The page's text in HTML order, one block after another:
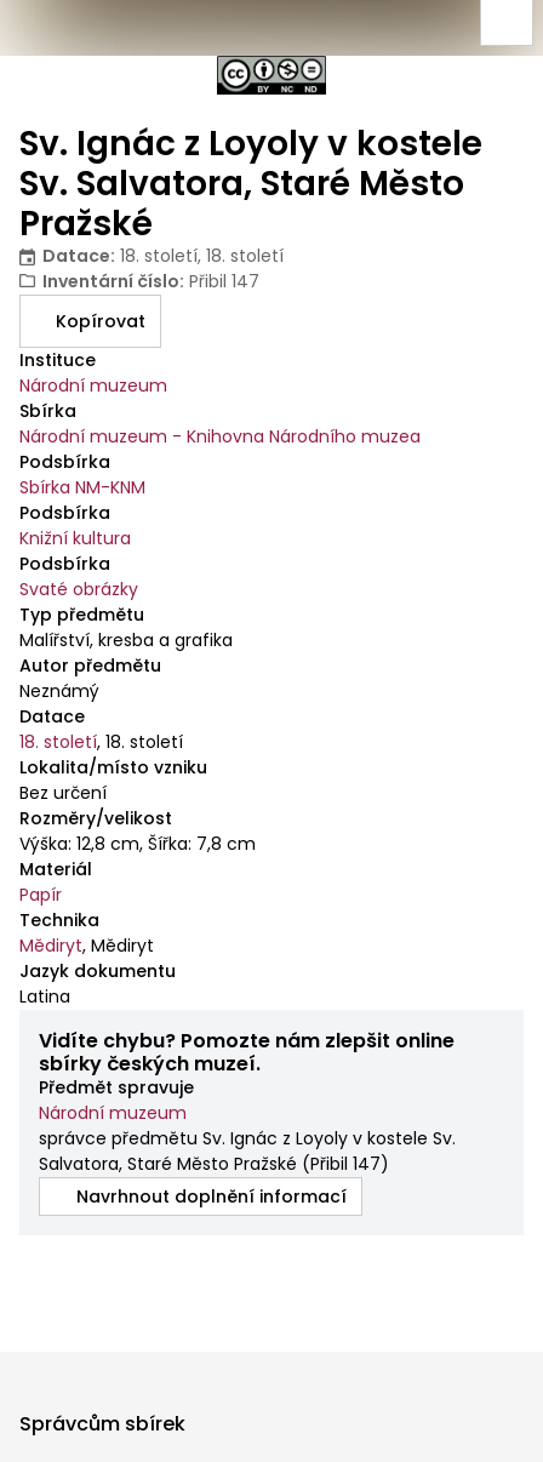
Sv. Ignác z Loyoly v kostele
Sv. Salvatora, Staré Město
Pražské
Datace: 18. století, 18. století
Inventární číslo: Přibil 147
Kopírovat
Instituce
Národní muzeum
Sbírka
Národní muzeum - Knihovna Národního muzea
Podsbírka
Sbírka NM-KNM
Podsbírka
Knižní kultura
Podsbírka
Svaté obrázky
Typ předmětu
Malířství, kresba a grafika
Autor předmětu
Neznámý
Datace
18. století, 18. století
Lokalita/místo vzniku
Bez určení
Rozměry/velikost
Výška: 12,8 cm, Šířka: 7,8 cm
Materiál
Papír
Technika
Mědiryt, Mědiryt
Jazyk dokumentu
Latina
Vidíte chybu? Pomozte nám zlepšit online
sbírky českých muzeí.
Předmět spravuje
Národní muzeum
správce předmětu Sv. Ignác z Loyoly v kostele Sv.
Salvatora, Staré Město Pražské (Přibil 147)
Navrhnout doplnění informací
Správcům sbírek